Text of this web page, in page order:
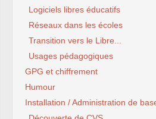
Logiciels libres éducatifs
Réseaux dans les écoles
Transition vers le Libre...
Usages pédagogiques
GPG et chiffrement
Humour
Installation / Administration de